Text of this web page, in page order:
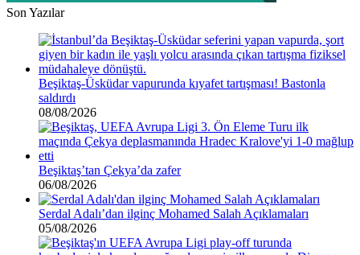
Son Yazılar
Beşiktaş-Üsküdar vapurunda kıyafet tartışması! Bastonla
saldırdı
08/08/2026
Beşiktaş’tan Çekya’da zafer
06/08/2026
Serdal Adalı’dan ilginç Mohamed Salah Açıklamaları
05/08/2026